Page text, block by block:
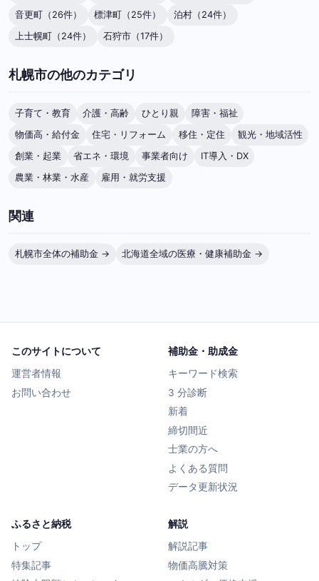
音更町（26件）
標津町（25件）
泊村（24件）
上士幌町（24件）
石狩市（17件）
札幌市の他のカテゴリ
子育て・教育 介護・高齢 ひとり親
障害・福祉
物価高・給付金
住宅・リフォーム 移住・定住
観光・地域活性
創業・起業
省エネ・環境 事業者向け
IT導入・DX
農業・林業・水産
雇用・就労支援
関連
札幌市全体の補助金 → 北海道全域の医療・健康補助金 →
このサイトについて
運営者情報
お問い合わせ
補助金・助成金
キーワード検索
3 分診断
新着
締切間近
士業の方へ
よくある質問
データ更新状況
ふるさと納税
トップ
特集記事
解説
解説記事
物価高騰対策